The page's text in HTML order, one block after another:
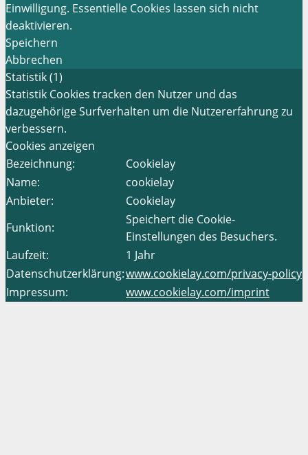
Einwilligung. Essentielle Cookies lassen sich nicht
deaktivieren.
Speichern
Abbrechen
Statistik (1)
Statistik Cookies tracken den Nutzer und das
dazugehörige Surfverhalten um die Nutzererfahrung zu
verbessern.
Cookies anzeigen
Bezeichnung:
Cookielay
Name:
cookielay
Anbieter:
Cookielay
Funktion:
Speichert die Cookie-
Einstellungen des Besuchers.
Laufzeit:
1 Jahr
Datenschutzerklärung:www.cookielay.com/privacy-policy
Impressum:
www.cookielay.com/imprint